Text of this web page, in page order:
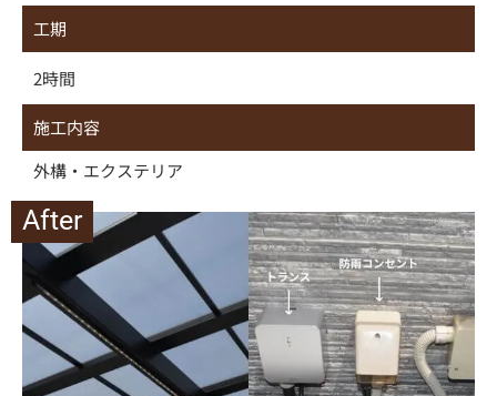
After
工期
2時間
施工内容
外構・エクステリア